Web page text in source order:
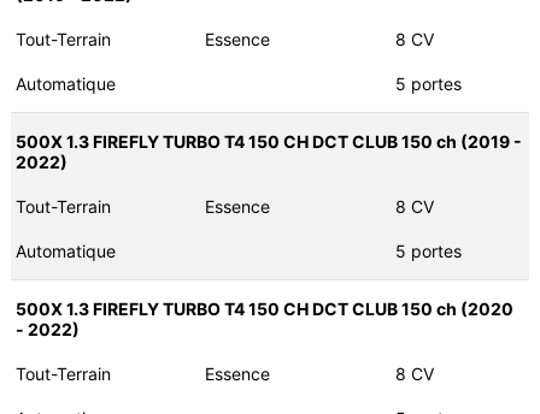
Tout-Terrain Essence 8 CV
Automatique 5 portes
500X 1.3 FIREFLY TURBO T4 150 CH DCT CLUB 150 ch (2019 -
2022)
Tout-Terrain Essence 8 CV
Automatique 5 portes
500X 1.3 FIREFLY TURBO T4 150 CH DCT CLUB 150 ch (2020
- 2022)
Tout-Terrain Essence 8 CV